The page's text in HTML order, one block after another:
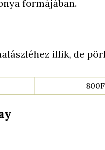
formájában.
illik, de